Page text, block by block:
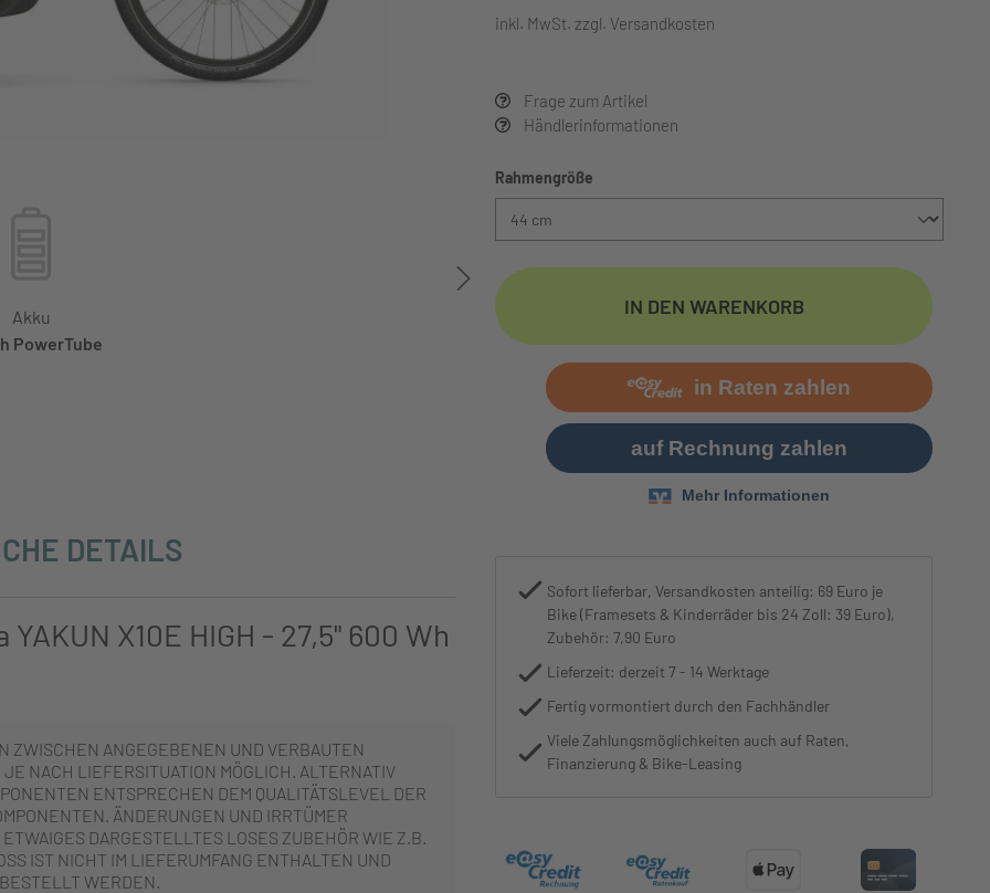
Akku
PowerTube
Motor
Bosch Performance Line CX,
inkl. MwSt. zzgl. Versandkosten
Frage zum Artikel
Händlerinformationen
Rahmengröße
IN DEN WARENKORB
Sofort lieferbar, Versandkosten anteilig: 69 Euro je
Bike (Framesets & Kinderräder bis 24 Zoll: 39 Euro),
Zubehör: 7,90 Euro
Lieferzeit: derzeit 7 - 14 Werktage
Fertig vormontiert durch den Fachhändler
Viele Zahlungsmöglichkeiten auch auf Raten,
Finanzierung & Bike-Leasing
DETAILS
X10E HIGH - 27,5" 600 Wh
ZWISCHEN ANGEGEBENEN UND VERBAUTEN
NACH LIEFERSITUATION MÖGLICH. ALTERNATIV
ENTSPRECHEN DEM QUALITÄTSLEVEL DER
ÄNDERUNGEN UND IRRTÜMER
DARGESTELLTES LOSES ZUBEHÖR WIE Z.B.
IST NICHT IM LIEFERUMFANG ENTHALTEN UND
WERDEN.